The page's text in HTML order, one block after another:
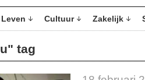
Leven Cultuur Zakelijk
tag